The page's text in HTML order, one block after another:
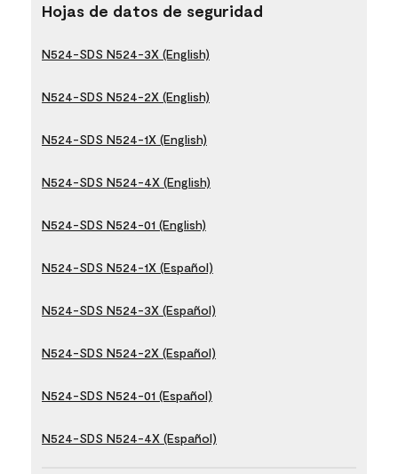
Hojas de datos de seguridad
N524-SDS N524-3X (English)
N524-SDS N524-2X (English)
N524-SDS N524-1X (English)
N524-SDS N524-4X (English)
N524-SDS N524-01 (English)
N524-SDS N524-1X (Español)
N524-SDS N524-3X (Español)
N524-SDS N524-2X (Español)
N524-SDS N524-01 (Español)
N524-SDS N524-4X (Español)